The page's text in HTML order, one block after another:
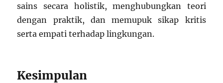
sains secara holistik, menghubungkan teori
dengan praktik, dan memupuk sikap kritis
serta empati terhadap lingkungan.
Kesimpulan